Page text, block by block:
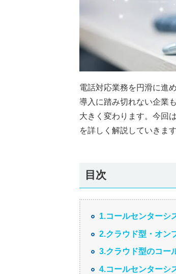
電話対応業務を円滑に進
導入に踏み切れない企業
大きく変わります。今回は
を詳しく解説していきます
目次
1.コールセンターシ
2.クラウド型・オン
3.クラウド型のコー
4.コールセンターシ